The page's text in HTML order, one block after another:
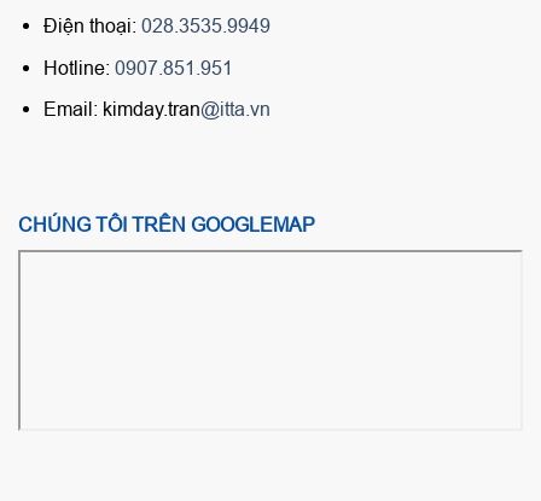
Điện thoại: 028.3535.9949
Hotline: 0907.851.951
Email: kimday.tran@itta.vn
CHÚNG TÔI TRÊN GOOGLEMAP